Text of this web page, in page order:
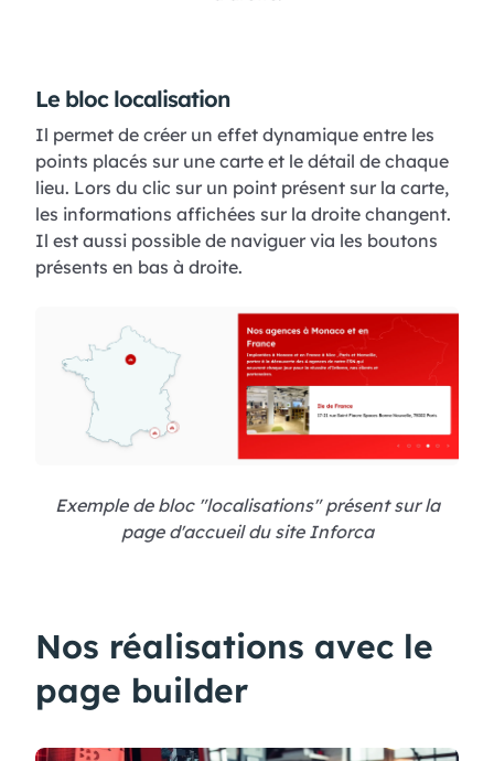
Le bloc localisation
Il permet de créer un effet dynamique entre les
points placés sur une carte et le détail de chaque
lieu. Lors du clic sur un point présent sur la carte,
les informations affichées sur la droite changent.
Il est aussi possible de naviguer via les boutons
présents en bas à droite.
Exemple de bloc "localisations" présent sur la
page d'accueil du site Inforca
Nos réalisations avec le
page builder